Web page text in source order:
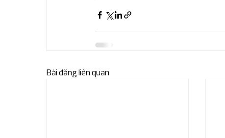
Bài đăng liên quan